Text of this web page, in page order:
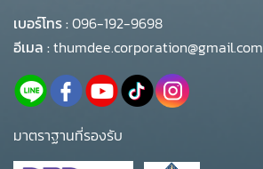
เบอร์โทร :096-192-9698
อีเมล :thumdee.corporation@gmail.com
มาตราฐานที่รองรับ